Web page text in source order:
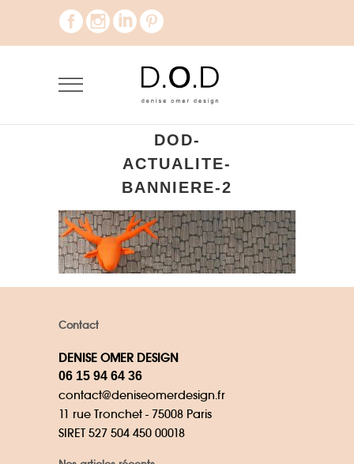
DOD-
ACTUALITE-
BANNIERE-2
Contact
DENISE OMER DESIGN
06 15 94 64 36
contact@deniseomerdesign.fr
11 rue Tronchet - 75008 Paris
SIRET 527 504 450 00018